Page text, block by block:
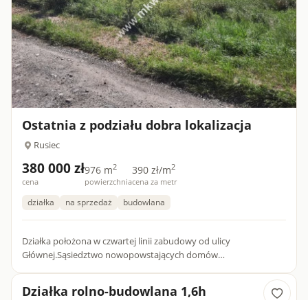
Ostatnia z podziału dobra lokalizacja
Rusiec
380 000 zł
cena
976 m2
powierzchnia
390 zł/m2
cena za metr
działka na sprzedaż budowlana
Działka położona w czwartej linii zabudowy od ulicy
Głównej.Sąsiedztwo nowopowstających domów
Działka rolno-budowlana 1,6h